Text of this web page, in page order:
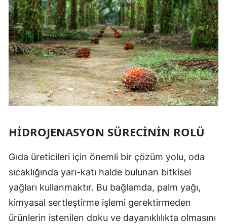
HIDROJENASYON SÜRECININ ROLÜ
Gıda üreticileri için önemli bir çözüm yolu, oda
sıcaklığında yarı-katı halde bulunan bitkisel
yağları kullanmaktır. Bu bağlamda, palm yağı,
kimyasal sertleştirme işlemi gerektirmeden
ürünlerin istenilen doku ve dayanıklılıkta olmasını